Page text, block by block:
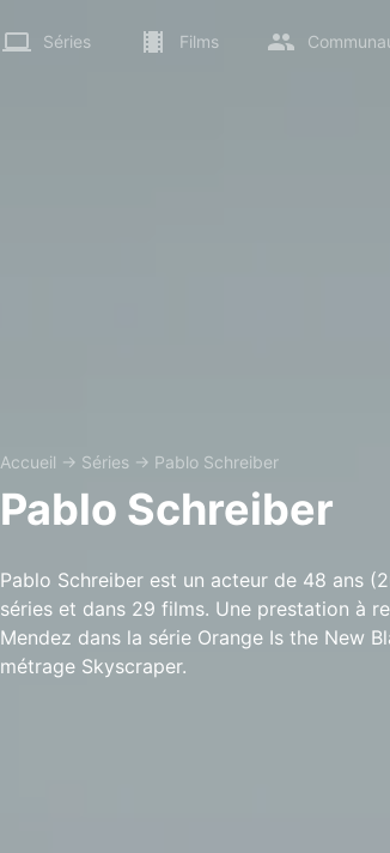
Séries Films
Accueil → Séries → Pablo Schreiber
Pablo Schreiber
Pablo Schreiber est un acteur de 48 ans
séries et dans 29 films. Une prestation à
Mendez dans la série Orange Is the New
métrage Skyscraper.